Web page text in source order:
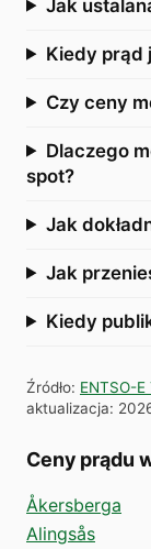
Jak
Kiedy prąd
Czy ceny
Dlaczego
spot?
Jak
Jak
Kiedy
Źródło: ENTSO-
aktualizacja:
Ceny prądu
Åkersberga
Alingsås